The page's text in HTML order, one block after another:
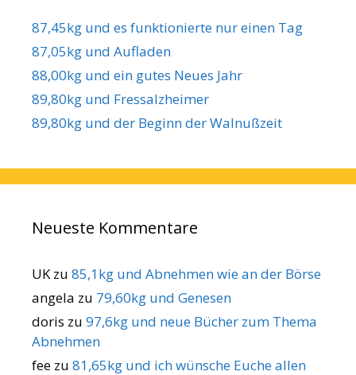
87,45kg und es funktionierte nur einen Tag
87,05kg und Aufladen
88,00kg und ein gutes Neues Jahr
89,80kg und Fressalzheimer
89,80kg und der Beginn der Walnußzeit
Neueste Kommentare
UKzu 85,1kg und Abnehmen wie an der Börse
angela zu 79,60kg und Genesen
doris zu 97,6kg und neue Bücher zum Thema
Abnehmen
fee zu 81,65kg und ich wünsche Euche allen